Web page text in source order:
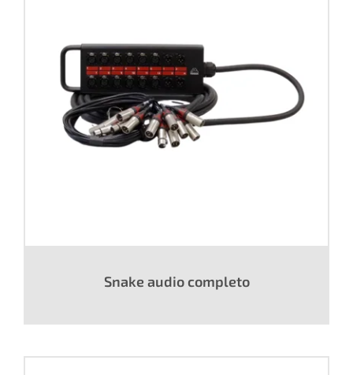
Snake audio completo